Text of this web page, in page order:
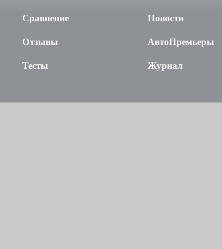
Сравнение
Отзывы
Тесты
Новости
АвтоПремьеры
Журнал